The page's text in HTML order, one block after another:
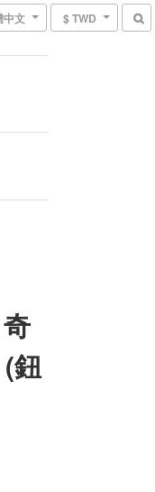
中文 $ TWD
鈕